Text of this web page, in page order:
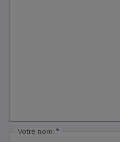
Votre nom: